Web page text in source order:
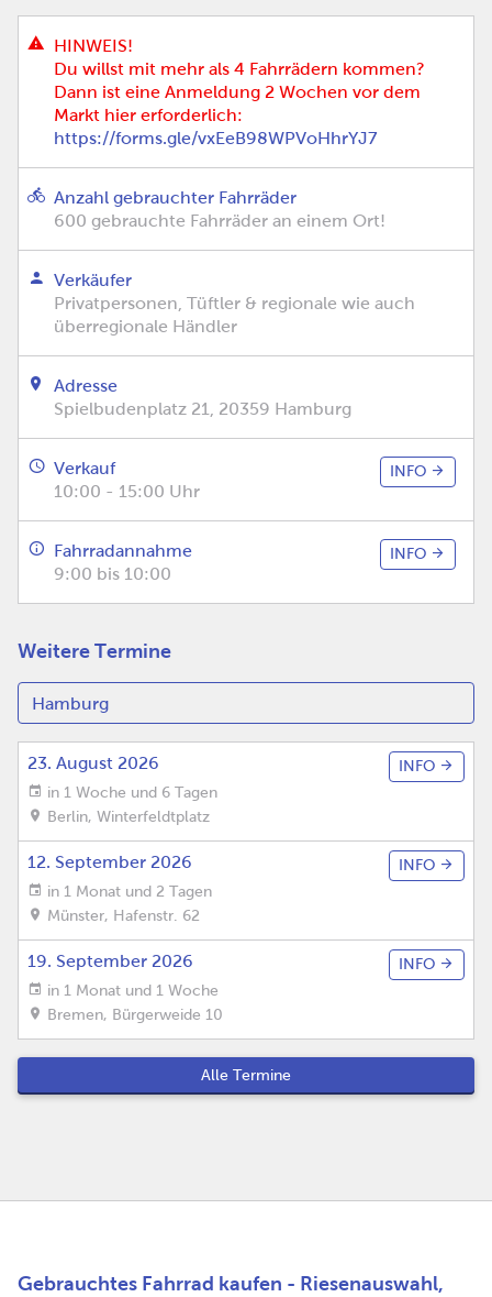
HINWEIS!
Du willst mit mehr als 4 Fahrrädern kommen?
Dann ist eine Anmeldung 2 Wochen vor dem
Markt hier erforderlich:
https://forms.gle/vxEeB98WPVoHhrYJ7
Anzahl gebrauchter Fahrräder
600 gebrauchte Fahrräder an einem Ort!
Verkäufer
Privatpersonen, Tüftler & regionale wie auch
überregionale Händler
Adresse
Spielbudenplatz 21, 20359 Hamburg
Verkauf
10:00 - 15:00 Uhr
INFO
Fahrradannahme
9:00 bis 10:00
INFO
Weitere Termine
23. August 2026
in 1 Woche und 6 Tagen
Berlin, Winterfeldtplatz
INFO
12. September 2026
in 1 Monat und 2 Tagen
Münster, Hafenstr. 62
INFO
19. September 2026
in 1 Monat und 1 Woche
Bremen, Bürgerweide 10
INFO
Alle Termine
Gebrauchtes Fahrrad kaufen - Riesenauswahl,